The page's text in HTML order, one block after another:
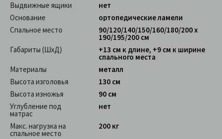
Выдвижные ящики
нет
Основание
ортопедические ламели
Спальное место
90/120/140/150/160/180/200 x
190/195/200 см
Габариты (ШхД)
+13 см к длине, +9 см к ширине
спального места
Материалы
металл
Высота изголовья
130 см
Высота изножья
90 см
Углубление под
матрас
нет
Макс. нагрузка на
спальное место
200 кг